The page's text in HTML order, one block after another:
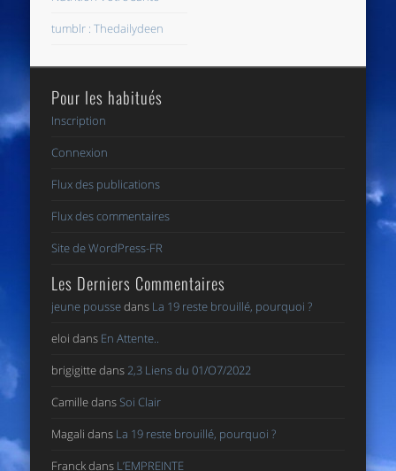
tumblr : Thedailydeen
Pour les habitués
Inscription
Connexion
Flux des publications
Flux des commentaires
Site de WordPress-FR
Les Derniers Commentaires
jeune poussedans La 19 reste brouillé, pourquoi ?
eloi dans En Attente..
brigigittedans2,3 Liens du 01/O7/2022
CamilledansSoi Clair
Magali dans La 19 reste brouillé, pourquoi ?
Franckdans L’EMPREINTE